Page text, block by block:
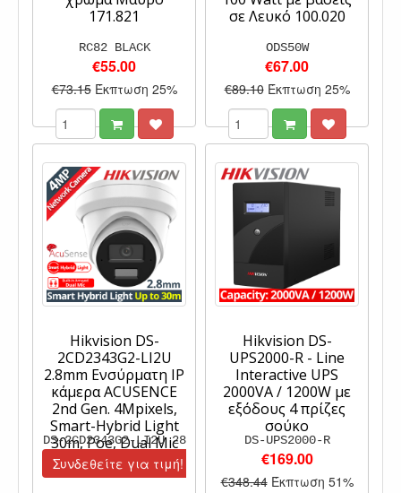
171.821
RC82 BLACK
€55.00
€73.15 Έκπτωση 25%
σε Λευκό 100.020
ODS50W
€67.00
€89.10 Έκπτωση 25%
Hikvision DS-
2CD2343G2-LI2U
2.8mm Ενσύρματη IP
κάμερα ACUSENCE
2nd Gen. 4Mpixels,
Smart-Hybrid Light
30m, Poe, Dual Mic
DS-2CD2343G2-LI2U 28
Συνδεθείτε για τιμή!
Hikvision DS-
UPS2000-R - Line
Interactive UPS
2000VA / 1200W με
εξόδους 4 πρίζες
σούκο
DS-UPS2000-R
€169.00
€348.44 Έκπτωση 51%